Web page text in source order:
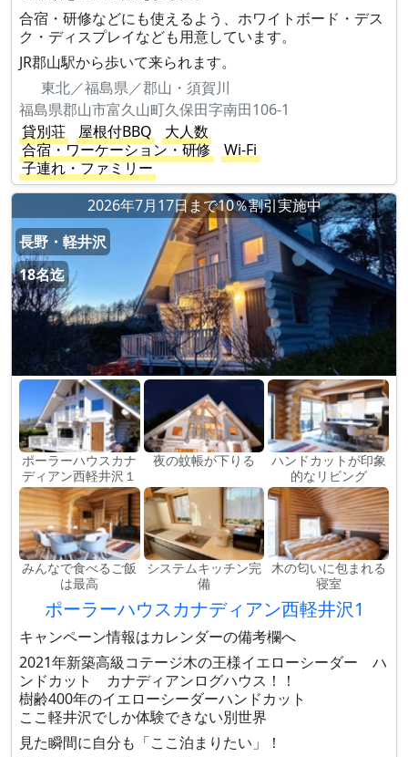
合宿・研修などにも使えるよう、ホワイトボード・デス
ク・ディスプレイなども用意しています。
JR郡山駅から歩いて来られます。
東北／福島県／郡山・須賀川
福島県郡山市富久山町久保田字南田106-1
貸別荘
屋根付BBQ
大人数
合宿・ワーケーション・研修
Wi-Fi
子連れ・ファミリー
2026年7月17日まで10％割引実施中
長野・軽井沢
18名迄
ポーラーハウスカナ
ディアン西軽井沢１
夜の蚊帳が下りる
ハンドカットが印象
的なリビング
みんなで食べるご飯
は最高
システムキッチン完
備
木の匂いに包まれる
寝室
ポーラーハウスカナディアン西軽井沢1
キャンペーン情報はカレンダーの備考欄へ
2021年新築高級コテージ木の王様イエローシーダー ハ
ンドカット カナディアンログハウス！！
樹齢400年のイエローシーダーハンドカット
ここ軽井沢でしか体験できない別世界
見た瞬間に自分も「ここ泊まりたい」！